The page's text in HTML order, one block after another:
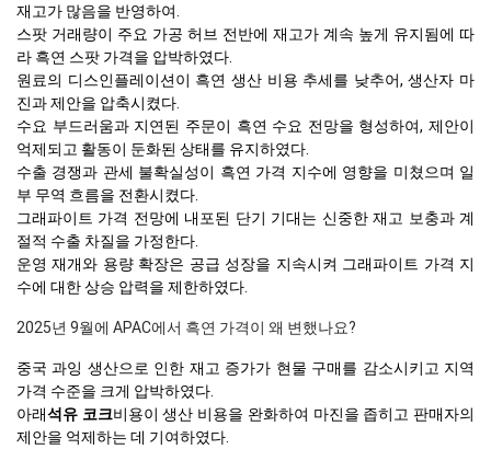
재고가 많음을 반영하여.
스팟 거래량이 주요 가공 허브 전반에 재고가 계속 높게 유지됨에 따
라 흑연 스팟 가격을 압박하였다.
원료의 디스인플레이션이 흑연 생산 비용 추세를 낮추어, 생산자 마
진과 제안을 압축시켰다.
수요 부드러움과 지연된 주문이 흑연 수요 전망을 형성하여, 제안이
억제되고 활동이 둔화된 상태를 유지하였다.
수출 경쟁과 관세 불확실성이 흑연 가격 지수에 영향을 미쳤으며 일
부 무역 흐름을 전환시켰다.
그래파이트 가격 전망에 내포된 단기 기대는 신중한 재고 보충과 계
절적 수출 차질을 가정한다.
운영 재개와 용량 확장은 공급 성장을 지속시켜 그래파이트 가격 지
수에 대한 상승 압력을 제한하였다.
2025년 9월에 APAC에서 흑연 가격이 왜 변했나요?
중국 과잉 생산으로 인한 재고 증가가 현물 구매를 감소시키고 지역
가격 수준을 크게 압박하였다.
아래석유 코크비용이 생산 비용을 완화하여 마진을 좁히고 판매자의
제안을 억제하는 데 기여하였다.